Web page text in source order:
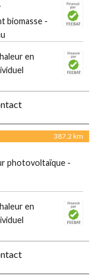
biomasse -
en
387.2 km
photovoltaïque -
en